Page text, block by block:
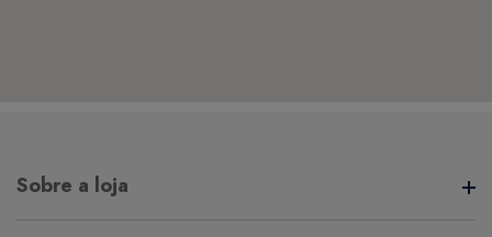
Sobre a loja